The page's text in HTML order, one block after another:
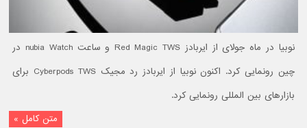
نوبیا در ماه جولای از ایربادز Red Magic TWS و ساعت nubia Watch در
چین رونمایی کرد. اکنون نوبیا از ایربادز رد مجیک Cyberpods TWS برای
بازار‌های بین المللی رونمایی کرد.
متن کامل »